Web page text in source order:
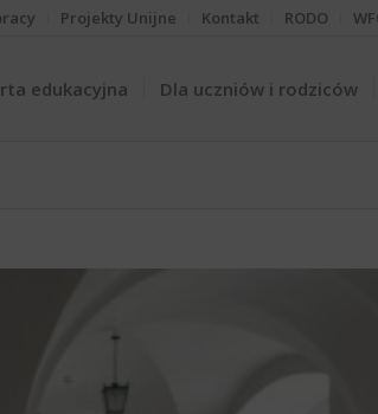
Projekty Unijne Kontakt RODO
edukacyjna Dla uczniów i rodziców